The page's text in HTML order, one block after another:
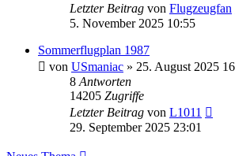
Letzter Beitrag von Flugzeugfan
5. November 2025 10:55
Sommerflugplan 1987
von USmaniac » 25. August 2025
8 Antworten
14205 Zugriffe
Letzter Beitrag von L1011
29. September 2025 23:01